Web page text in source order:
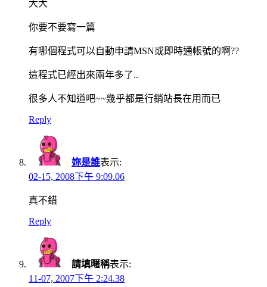
大大
你要不要寫一篇
有哪個程式可以自動申請MSN或即時通帳號的啊??
這程式已經出來兩年多了..
很多人不知道吧~~幾乎都是行銷站長在用而已
Reply
妳是誰表示:
02-15, 2008下午 9:09.06
真不錯
Reply
請填暱稱表示:
11-07, 2007下午 2:24.38